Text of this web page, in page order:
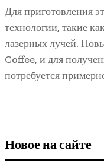
Для приготовления
технологии, такие
лазерных лучей.
Coffee, и для
потребуется
Новое на сайте